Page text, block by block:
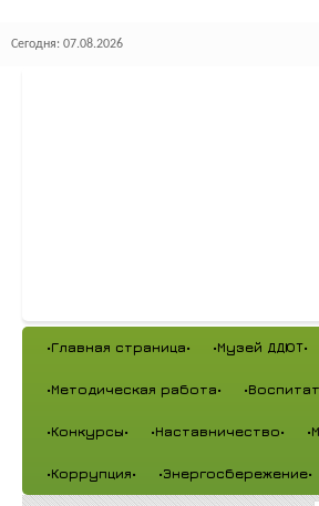
Сегодня: 07.08.2026
•Главная страница• •Музей ДДЮТ•
•Методическая работа•
•Конкурсы• •Наставничество•
•Коррупция• •Энергосбережение•